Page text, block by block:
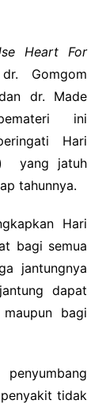
Heart For
Gomgom
dr. Made
ini
Hari
yang jatuh
tahunnya.
Hari
bagi semua
jantungnya
dapat
bagi
tidak